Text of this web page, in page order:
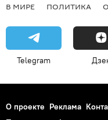
В МИРЕ ПОЛИТИКА
Telegram
О проекте Реклама